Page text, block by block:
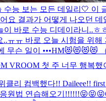
수능 보는 모든 데일리🤍 이
요 결과가 어떻게 나오던
이 바로 수능 디데이라니..
ㅠㅠ 바로 오늘 시험을 위
무슨 일이 •••HM😻😻😻😻
VROOM 첫 주 너무 행복했
클리 컴백했다!! Daileee!! first
응원법 연습해오기!!!!!!😝😝😝